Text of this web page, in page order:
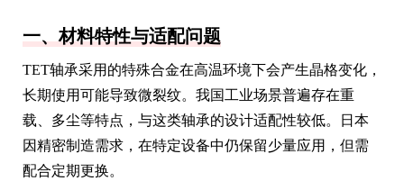
一、材料特性与适配问题
TET轴承采用的特殊合金在高温环境下会产生晶格变化，
长期使用可能导致微裂纹。我国工业场景普遍存在重
载、多尘等特点，与这类轴承的设计适配性较低。日本
因精密制造需求，在特定设备中仍保留少量应用，但需
配合定期更换。